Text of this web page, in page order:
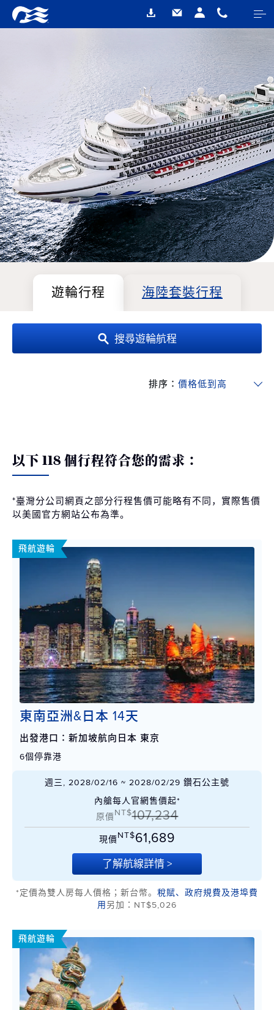
遊輪行程 海陸套裝行程
搜尋遊輪航程
排序：
以下 118 個行程符合您的需求：
*臺灣分公司網頁之部分行程售價可能略有不同，實際售價
以美國官方網站公布為準。
飛航遊輪
東南亞洲&日本 14天
出發港口：新加坡航向日本 東京
6個停靠港
週三, 2028/02/16 ~ 2028/02/29 鑽石公主號
內艙每人官網售價起*
原價NT$107,234
現價NT$61,689
了解航線詳情 >
*定價為雙人房每人價格；新台幣。 稅賦、政府規費及港埠費
用 另加：NT$5,026
飛航遊輪